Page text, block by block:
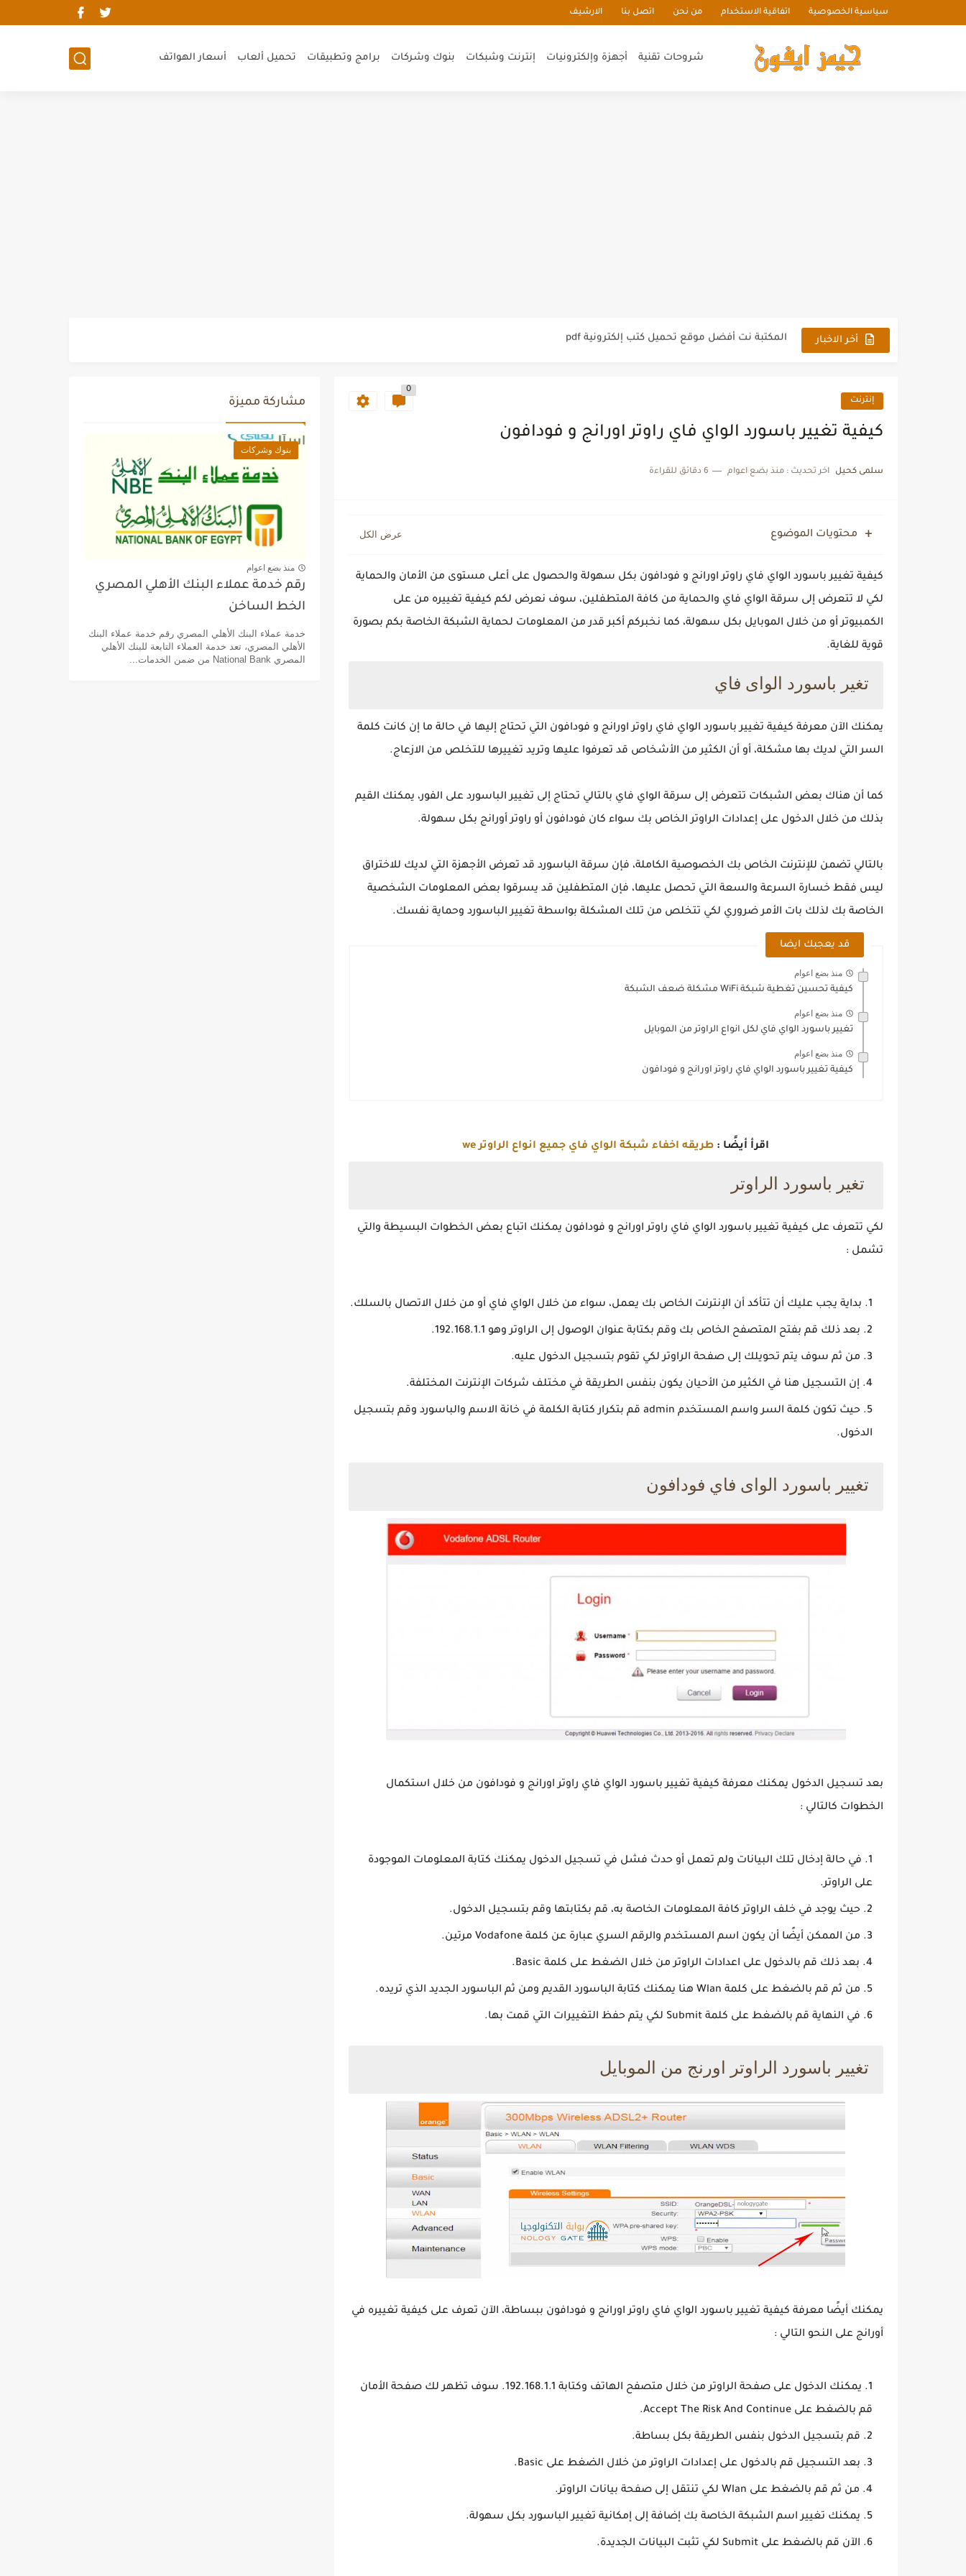
سياسية الخصوصية اتفاقية الاستخدام من نحن اتصل بنا الارشيف
شروحات تقنية أجهزة وإلكترونيات إنترنت وشبكات بنوك وشركات برامج وتطبيقات تحميل ألعاب أسعار الهواتف
أخر الاخبار تحميل تطبيق دراما سلاير لمشاهدة المسلسلات الكورية
تحميل تطبيق المصحف الشريف القرآن الكريم كامل للهاتف
جدول مواعيد مسلسلات رمضان 2022
إنترنت
0
‏كيفية تغيير باسورد الواي فاي راوتر اورانج و فودافون
سلمى كحيل اخر تحديث :منذ بضع اعوام 6 دقائق للقراءة
محتويات الموضوع
‏كيفية تغيير باسورد الواي فاي راوتر اورانج و فودافون بكل سهولة والحصول على أعلى مستوى من الأمان والحماية
لكي لا تتعرض إلى سرقة الواي فاي والحماية من كافة المتطفلين، سوف نعرض لكم كيفية تغييره من على
الكمبيوتر أو من خلال الموبايل بكل سهولة، كما نخبركم أكبر قدر من المعلومات لحماية الشبكة الخاصة بكم بصورة
قوية للغاية.
تغير باسورد الواى فاي
يمكنك الآن معرفة ‏كيفية تغيير باسورد الواي فاي راوتر اورانج و فودافون التي تحتاج إليها في حالة ما إن كانت كلمة
السر التي لديك بها مشكلة، أو أن الكثير من الأشخاص قد تعرفوا عليها وتريد تغييرها للتخلص من الازعاج.
كما أن هناك بعض الشبكات تتعرض إلى سرقة الواي فاي بالتالي تحتاج إلى تغيير الباسورد على الفور، يمكنك القيم
بذلك من خلال الدخول على إعدادات الراوتر الخاص بك سواء كان فودافون أو راوتر أورانج بكل سهولة.
بالتالي تضمن للإنترنت الخاص بك الخصوصية الكاملة، فإن سرقة الباسورد قد تعرض الأجهزة التي لديك للاختراق
ليس فقط خسارة السرعة والسعة التي تحصل عليها، فإن المتطفلين قد يسرقوا بعض المعلومات الشخصية
الخاصة بك لذلك بات الأمر ضروري لكي تتخلص من تلك المشكلة بواسطة تغيير الباسورد وحماية نفسك.
قد يعجبك ايضا
منذ بضع اعوام
كيفية تحسين تغطية شبكة WiFi مشكلة ضعف الشبكة
منذ بضع اعوام
تغيير باسورد الواي فاي لكل انواع الراوتر من الموبايل
منذ بضع اعوام
‏كيفية تغيير باسورد الواي فاي راوتر اورانج و فودافون
اقرأ أيضًا : طريقه اخفاء شبكة الواي فاي جميع انواع الراوتر we
تغير باسورد الراوتر
لكي تتعرف على ‏كيفية تغيير باسورد الواي فاي راوتر اورانج و فودافون يمكنك اتباع بعض الخطوات البسيطة والتي
تشمل :
بداية يجب عليك أن تتأكد أن الإنترنت الخاص بك يعمل، سواء من خلال الواي فاي أو من خلال الاتصال بالسلك.
بعد ذلك قم بفتح المتصفح الخاص بك وقم بكتابة عنوان الوصول إلى الراوتر وهو 192.168.1.1.
من ثم سوف يتم تحويلك إلى صفحة الراوتر لكي تقوم بتسجيل الدخول عليه.
إن التسجيل هنا في الكثير من الأحيان يكون بنفس الطريقة في مختلف شركات الإنترنت المختلفة.
حيث تكون كلمة السر واسم المستخدم admin قم بتكرار كتابة الكلمة في خانة الاسم والباسورد وقم بتسجيل
الدخول.
تغيير باسورد الواى فاي فودافون
بعد تسجيل الدخول يمكنك معرفة ‏كيفية تغيير باسورد الواي فاي راوتر اورانج و فودافون من خلال استكمال
الخطوات كالتالي :
في حالة إدخال تلك البيانات ولم تعمل أو حدث فشل في تسجيل الدخول يمكنك كتابة المعلومات الموجودة
على الراوتر.
حيث يوجد في خلف الراوتر كافة المعلومات الخاصة به، قم بكتابتها وقم بتسجيل الدخول.
من الممكن أيضًا أن يكون اسم المستخدم والرقم السري عبارة عن كلمة Vodafone مرتين.
بعد ذلك قم بالدخول على اعدادات الراوتر من خلال الضغط على كلمة Basic.
من ثم قم بالضغط على كلمة Wlan هنا يمكنك كتابة الباسورد القديم ومن ثم الباسورد الجديد الذي تريده.
في النهاية قم بالضغط على كلمة Submit لكي يتم حفظ التغييرات التي قمت بها.
تغيير باسورد الراوتر اورنج من الموبايل
يمكنك أيضًا معرفة ‏كيفية تغيير باسورد الواي فاي راوتر اورانج و فودافون ببساطة، الآن تعرف على كيفية تغييره في
أورانج على النحو التالي :
يمكنك الدخول على صفحة الراوتر من خلال متصفح الهاتف وكتابة 192.168.1.1. سوف تظهر لك صفحة الأمان
قم بالضغط على Accept The Risk And Continue.
قم بتسجيل الدخول بنفس الطريقة بكل بساطة.
بعد التسجيل قم بالدخول على إعدادات الراوتر من خلال الضغط على Basic.
من ثم قم بالضغط على Wlan لكي تنتقل إلى صفحة بيانات الراوتر.
يمكنك تغيير اسم الشبكة الخاصة بك إضافة إلى إمكانية تغيير الباسورد بكل سهولة.
الآن قم بالضغط على Submit لكي تثبت البيانات الجديدة.
مشاركة مميزة
بنوك وشركات
منذ بضع اعوام
رقم خدمة عملاء البنك الأهلي المصري
الخط الساخن
خدمة عملاء البنك الأهلي المصري رقم خدمة عملاء البنك
الأهلي المصري، تعد خدمة العملاء التابعة للبنك الأهلي
المصري National Bank من ضمن الخدمات...